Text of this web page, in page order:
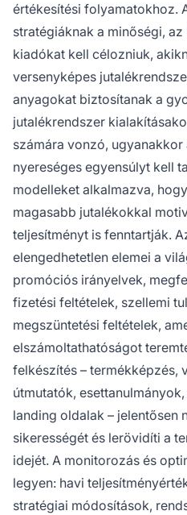
értékesítési folyamatokhoz.
stratégiáknak a minőségi,
kiadókat kell célozniuk,
versenyképes
anyagokat biztosítanak a
jutalékrendszer
számára vonzó, ugyanakkor
nyereséges egyensúlyt kell
modelleket alkalmazva,
magasabb jutalékokkal
teljesítményt is fenntartják.
elengedhetetlen elemei a
promóciós irányelvek,
fizetési feltételek, szellemi
megszüntetési feltételek,
elszámoltathatóságot
felkészítés – termékképzés,
útmutatók,
landing oldalak – jelentősen
sikerességét és lerövidíti a
idejét. A monitorozás és
legyen: havi
stratégiai módosítások,